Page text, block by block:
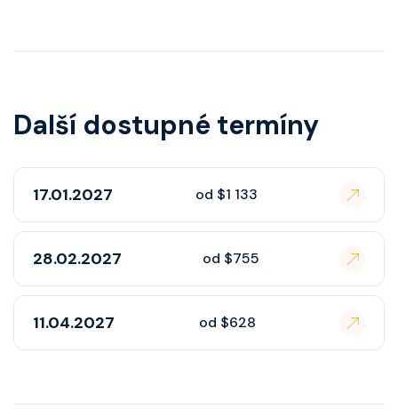
Další dostupné termíny
17.01.2027 od $1 133
28.02.2027 od $755
11.04.2027 od $628